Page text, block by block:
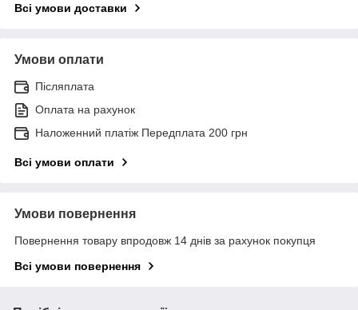
Всі умови доставки
Умови оплати
Післяплата
Оплата на рахунок
Наложенний платіж Передплата 200 грн
Всі умови оплати
Умови повернення
Повернення товару впродовж 14 днів за рахунок покупця
Всі умови повернення